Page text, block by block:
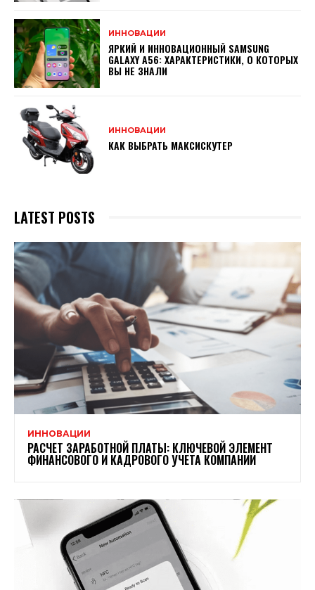
ИННОВАЦИИ
ЯРКИЙ И ИННОВАЦИОННЫЙ SAMSUNG
GALAXY A56: ХАРАКТЕРИСТИКИ, О КОТОРЫХ
ВЫ НЕ ЗНАЛИ
ИННОВАЦИИ
КАК ВЫБРАТЬ МАКСИСКУТЕР
LATEST POSTS
ИННОВАЦИИ
РАСЧЕТ ЗАРАБОТНОЙ ПЛАТЫ: КЛЮЧЕВОЙ ЭЛЕМЕНТ
ФИНАНСОВОГО И КАДРОВОГО УЧЕТА КОМПАНИИ